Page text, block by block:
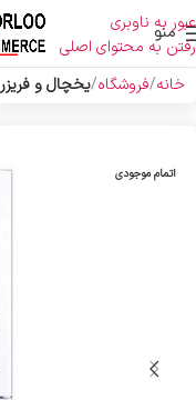
عبور به ناوبری
رفتن به محتوای اصلی
منو
خانه فروشگاه یخچال و فریزر
اتمام موجودی